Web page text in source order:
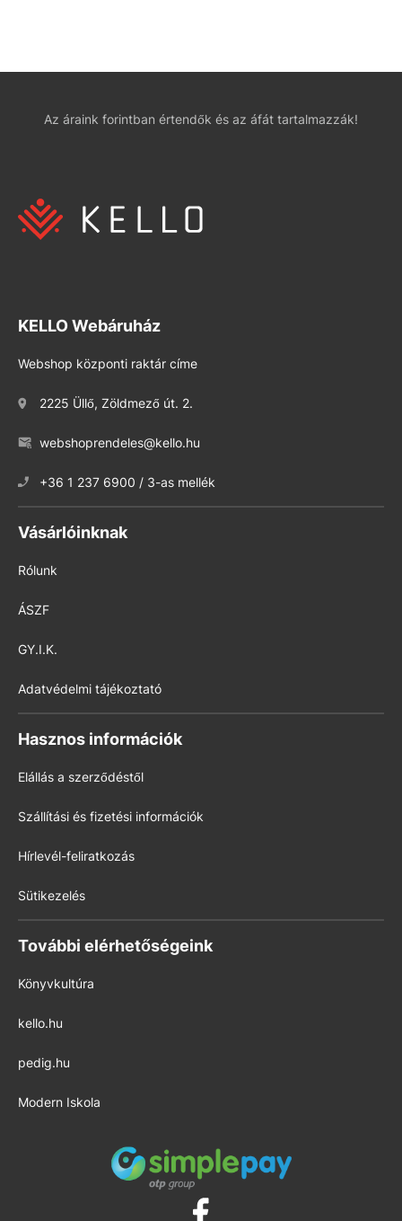
Az áraink forintban értendők és az áfát tartalmazzák!
KELLO Webáruház
Webshop központi raktár címe
2225 Üllő, Zöldmező út. 2.
webshoprendeles@kello.hu
+36 1 237 6900 / 3-as mellék
Vásárlóinknak
Rólunk
ÁSZF
GY.I.K.
Adatvédelmi tájékoztató
Hasznos információk
Elállás a szerződéstől
Szállítási és fizetési információk
Hírlevél-feliratkozás
Sütikezelés
További elérhetőségeink
Könyvkultúra
kello.hu
pedig.hu
Modern Iskola